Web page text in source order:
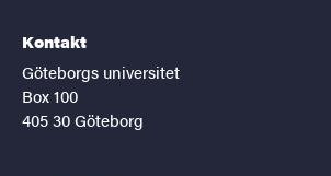
Kontakt
Göteborgs universitet
Box 100
405 30 Göteborg